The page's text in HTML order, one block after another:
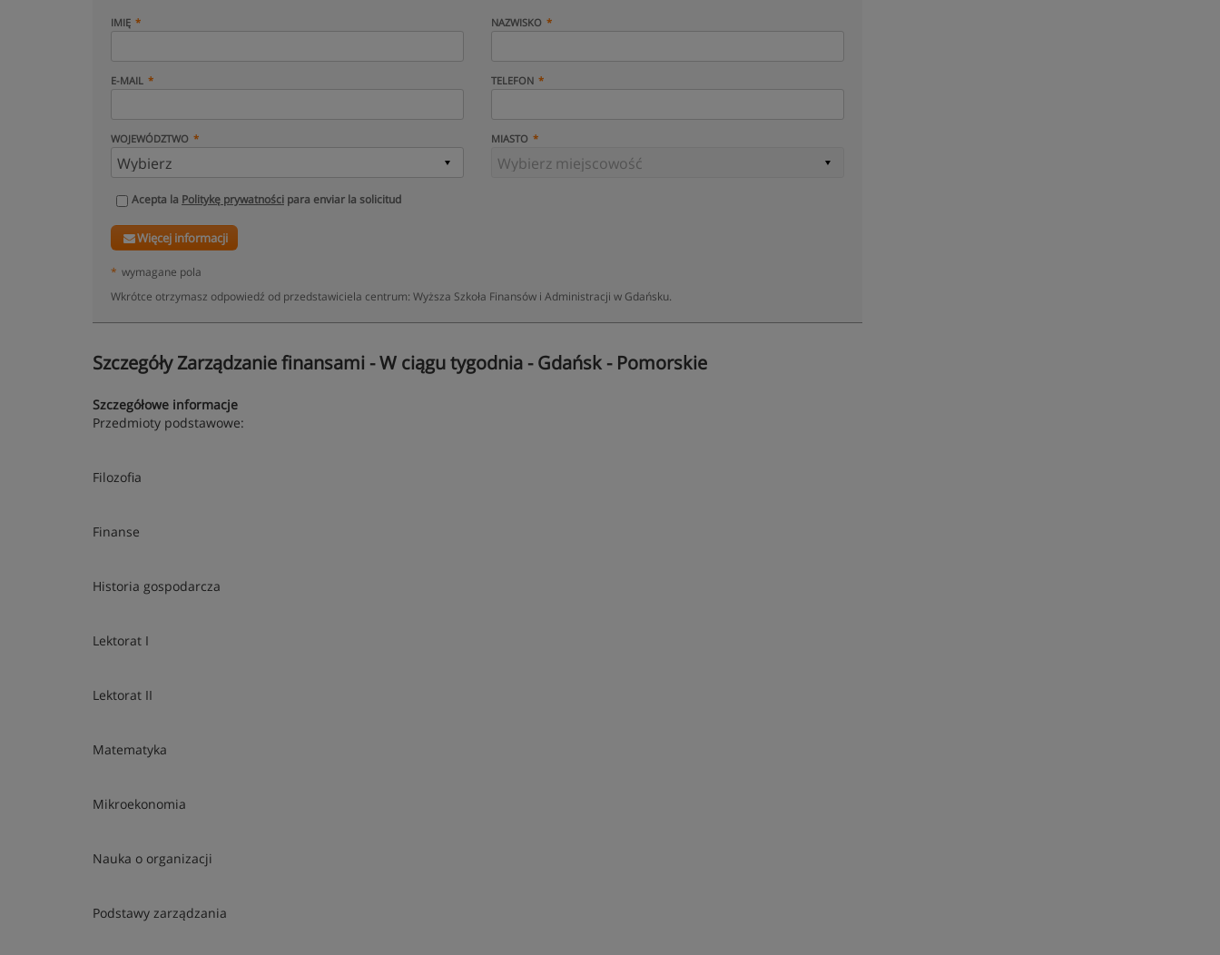
IMIĘ NAZWISKO
E-MAIL TELEFON
WOJEWÓDZTWO MIASTO
Acepta la Politykę prywatności para enviar la solicitud
Więcej informacji
* wymagane pola
Wkrótce otrzymasz odpowiedź od przedstawiciela centrum: Wyższa Szkoła Finansów i Administracji w Gdańsku.
Szczegóły Zarządzanie finansami - W ciągu tygodnia - Gdańsk - Pomorskie
Szczegółowe informacje
Przedmioty podstawowe:
Filozofia
Finanse
Historia gospodarcza
Lektorat I
Lektorat II
Matematyka
Mikroekonomia
Nauka o organizacji
Podstawy zarządzania